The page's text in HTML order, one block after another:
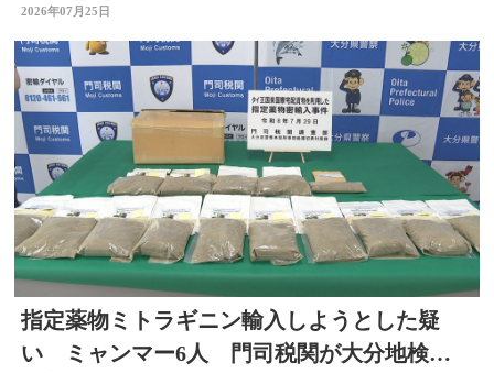
大分
2026年07月25日
指定薬物ミトラギニン輸入しようとした疑
い ミャンマー6人 門司税関が大分地検に